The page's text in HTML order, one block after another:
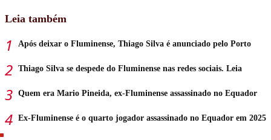
Leia também
Após deixar o Fluminense, Thiago Silva é anunciado pelo Porto
Thiago Silva se despede do Fluminense nas redes sociais. Leia
Quem era Mario Pineida, ex-Fluminense assassinado no Equador
Ex-Fluminense é o quarto jogador assassinado no Equador em 2025